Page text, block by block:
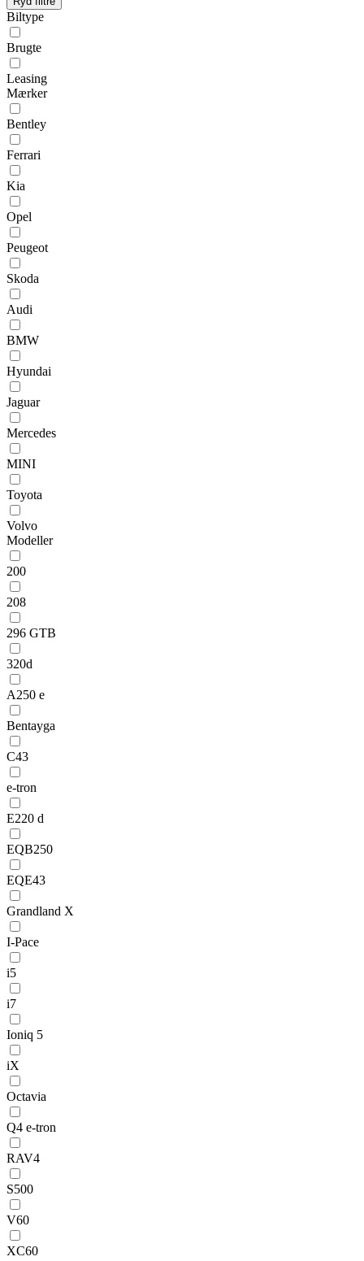
Biltype
Brugte
Leasing
Mærker
Bentley
Ferrari
Kia
Opel
Peugeot
Skoda
Audi
BMW
Hyundai
Jaguar
Mercedes
MINI
Toyota
Volvo
Modeller
200
208
296 GTB
320d
A250 e
Bentayga
C43
e-tron
E220 d
EQB250
EQE43
Grandland X
I-Pace
i5
i7
Ioniq 5
iX
Octavia
Q4 e-tron
RAV4
S500
V60
XC60